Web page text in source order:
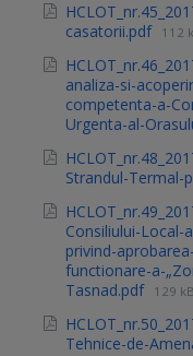
casatorii.pdf 112
analiza-si-
competenta-a-
Urgenta-al-
Strandul-Termal-
Consiliului-Local-
privind-
functionare-a-
Tasnad.pdf 129 kB
Tehnice-de-